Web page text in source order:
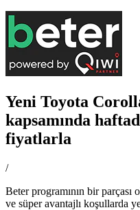
Yeni Toyota
kapsamında
fiyatlarla
/
Beter programının bir parçası
ve süper avantajlı koşullarda